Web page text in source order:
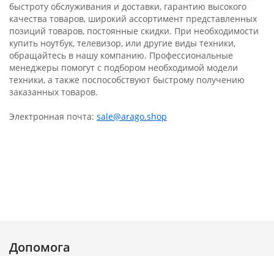
быстроту обслуживания и доставки, гарантию высокого
качества товаров, широкий ассортимент представленных
позиций товаров, постоянные скидки. При необходимости
купить ноутбук, телевизор, или другие виды техники,
обращайтесь в нашу компанию. Профессиональные
менеджеры помогут с подбором необходимой модели
техники, а также поспособствуют быстрому получению
заказанных товаров.
Электронная почта: sale@arago.shop
Допомога